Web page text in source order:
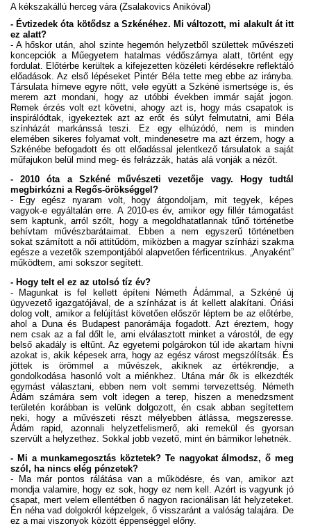
A kékszakállú herceg vára (Zsalakovics Anikóval)
- Évtizedek óta kötődsz a Szkénéhez. Mi változott, mi alakult át itt
ez alatt?
- A hőskor után, ahol szinte hegemón helyzetből születtek művészeti
koncepciók a Műegyetem hatalmas védőszárnya alatt, történt egy
fordulat. Előtérbe kerültek a kifejezetten közéleti kérdésekre reflektáló
előadások. Az első lépéseket Pintér Béla tette meg ebbe az irányba.
Társulata hírneve egyre nőtt, vele együtt a Szkéné ismertsége is, és
merem azt mondani, hogy az utóbbi években immár saját jogon.
Remek érzés volt ezt követni, ahogy azt is, hogy más csapatok is
inspirálódtak, igyekeztek azt az erőt és súlyt felmutatni, ami Béla
színházát markánssá teszi. Ez egy elhúzódó, nem is minden
elemében sikeres folyamat volt, mindenesetre ma azt érzem, hogy a
Szkénébe befogadott és ott előadással jelentkező társulatok a saját
műfajukon belül mind meg- és felrázzák, hatás alá vonják a nézőt.
- 2010 óta a Szkéné művészeti vezetője vagy. Hogy tudtál
megbirkózni a Regős-örökséggel?
- Egy egész nyaram volt, hogy átgondoljam, mit tegyek, képes
vagyok-e egyáltalán erre. A 2010-es év, amikor egy fillér támogatást
sem kaptunk, arról szólt, hogy a megoldhatatlannak tűnő történetbe
behívtam művészbarátaimat. Ebben a nem egyszerű történetben
sokat számított a női attitűdöm, miközben a magyar színházi szakma
egésze a vezetők szempontjából alapvetően férficentrikus. „Anyaként”
működtem, ami sokszor segített.
- Hogy telt el ez az utolsó tíz év?
- Magunkat is fel kellett építeni Németh Ádámmal, a Szkéné új
ügyvezető igazgatójával, de a színházat is át kellett alakítani. Óriási
dolog volt, amikor a felújítást követően először léptem be az előtérbe,
ahol a Duna és Budapest panorámája fogadott. Azt éreztem, hogy
nem csak az a fal dőlt le, ami elválasztott minket a várostól, de egy
belső akadály is eltűnt. Az egyetemi polgárokon túl ide akartam hívni
azokat is, akik képesek arra, hogy az egész várost megszólítsák. És
jöttek is örömmel a művészek, akiknek az értékrendje, a
gondolkodása hasonló volt a miénkhez. Utána már ők is elkezdték
egymást választani, ebben nem volt semmi tervezettség. Németh
Ádám számára sem volt idegen a terep, hiszen a menedzsment
területén korábban is velünk dolgozott, én csak abban segítettem
neki, hogy a művészeti részt mélyebben átlássa, megszeresse.
Ádám rapid, azonnali helyzetfelismerő, aki remekül és gyorsan
szervült a helyzethez. Sokkal jobb vezető, mint én bármikor lehetnék.
- Mi a munkamegosztás köztetek? Te nagyokat álmodsz, ő meg
szól, ha nincs elég pénzetek?
- Ma már pontos rálátása van a működésre, és van, amikor azt
mondja valamire, hogy ez sok, hogy ez nem kell. Azért is vagyunk jó
csapat, mert velem ellentétben ő nagyon racionálisan lát helyzeteket.
Én néha vad dolgokról képzelgek, ő visszaránt a valóság talajára. De
ez a mai viszonyok között éppenséggel előny.